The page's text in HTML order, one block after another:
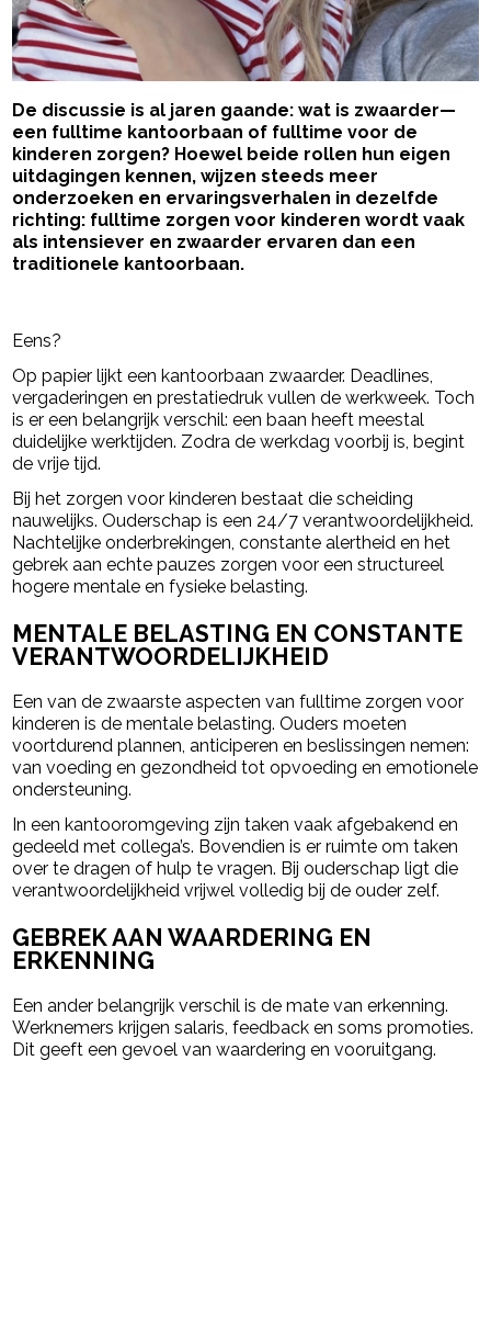
De discussie is al jaren gaande: wat is zwaarder—
een fulltime kantoorbaan of fulltime voor de
kinderen zorgen? Hoewel beide rollen hun eigen
uitdagingen kennen, wijzen steeds meer
onderzoeken en ervaringsverhalen in dezelfde
richting: fulltime zorgen voor kinderen wordt vaak
als intensiever en zwaarder ervaren dan een
traditionele kantoorbaan.
Eens?
Op papier lijkt een kantoorbaan zwaarder. Deadlines,
vergaderingen en prestatiedruk vullen de werkweek. Toch
is er een belangrijk verschil: een baan heeft meestal
duidelijke werktijden. Zodra de werkdag voorbij is, begint
de vrije tijd.
Bij het zorgen voor kinderen bestaat die scheiding
nauwelijks. Ouderschap is een 24/7 verantwoordelijkheid.
Nachtelijke onderbrekingen, constante alertheid en het
gebrek aan echte pauzes zorgen voor een structureel
hogere mentale en fysieke belasting.
MENTALE BELASTING EN CONSTANTE
VERANTWOORDELIJKHEID
Een van de zwaarste aspecten van fulltime zorgen voor
kinderen is de mentale belasting. Ouders moeten
voortdurend plannen, anticiperen en beslissingen nemen:
van voeding en gezondheid tot opvoeding en emotionele
ondersteuning.
In een kantooromgeving zijn taken vaak afgebakend en
gedeeld met collega’s. Bovendien is er ruimte om taken
over te dragen of hulp te vragen. Bij ouderschap ligt die
verantwoordelijkheid vrijwel volledig bij de ouder zelf.
GEBREK AAN WAARDERING EN
ERKENNING
Een ander belangrijk verschil is de mate van erkenning.
Werknemers krijgen salaris, feedback en soms promoties.
Dit geeft een gevoel van waardering en vooruitgang.